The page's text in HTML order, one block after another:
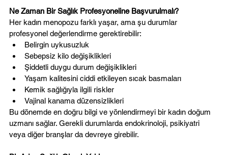
Ne Zaman Bir Sağlık Profesyoneline Başvurulmalı?
Her kadın menopozu farklı yaşar, ama şu durumlar
profesyonel değerlendirme gerektirebilir:
Belirgin uykusuzluk
Sebepsiz kilo değişiklikleri
Şiddetli duygu durum değişiklikleri
Yaşam kalitesini ciddi etkileyen sıcak basmaları
Kemik sağlığıyla ilgili riskler
Vajinal kanama düzensizlikleri
Bu dönemde en doğru bilgi ve yönlendirmeyi bir kadın doğum
uzmanı sağlar. Gerekli durumlarda endokrinoloji, psikiyatri
veya diğer branşlar da devreye girebilir.